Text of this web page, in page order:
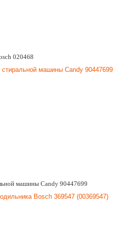
020468
машины Candy 90447699